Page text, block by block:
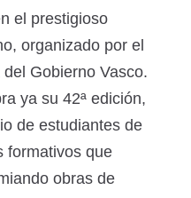
el prestigioso
organizado por el
Gobierno Vasco.
ya su 42ª edición,
de estudiantes de
formativos que
obras de